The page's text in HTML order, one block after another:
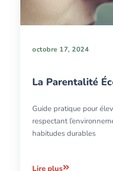
octobre 17, 2024
La Parentalité
Guide pratique pour
respectant
habitudes durables
Lire plus